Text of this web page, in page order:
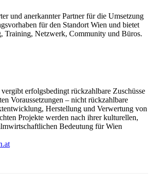
und anerkannter Partner für die Umsetzung
für den Standort Wien und bietet
Training, Netzwerk, Community und Büros.
erfolgsbedingt rückzahlbare Zuschüsse
Voraussetzungen – nicht rückzahlbare
Herstellung und Verwertung von
Projekte werden nach ihrer kulturellen,
Bedeutung für Wien